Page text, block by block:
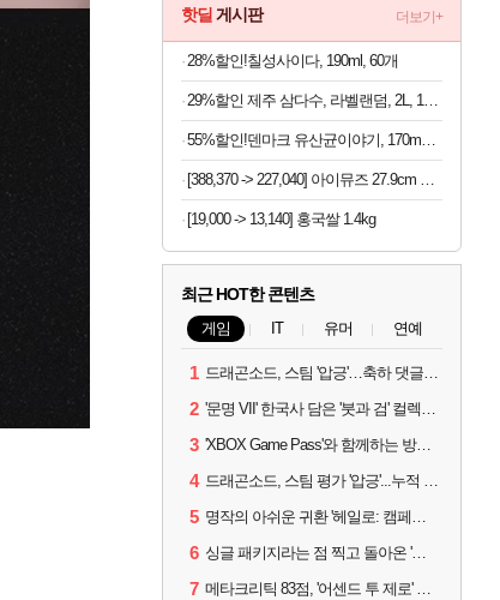
핫딜 게시판 더보기+
28%할인!칠성사이다, 190ml, 60개
29%할인 제주 삼다수, 라벨랜덤, 2L, 18개
55%할인!덴마크 유산균이야기, 170mg, 60캡슐, 1개
[388,370 -> 227,040] 아이뮤즈 27.9cm K11 태블릿
[19,000 -> 13,140] 홍국쌀 1.4kg
최근 HOT한 콘텐츠
게임 IT 유머 연예
1 드래곤소드, 스팀 '압긍'…축하 댓글 달고 게임 코드 받자!
2 '문명 VII' 한국사 담은 '붓과 검' 컬렉션 파트 2 출시
3 'XBOX Game Pass'와 함께하는 방구석 피서 게임 4종!
4 드래곤소드, 스팀 평가 '압긍'...누적 판매량 20만장 돌파
5 명작의 아쉬운 귀환 '헤일로: 캠페인 이볼브드'
6 싱글 패키지라는 점 찍고 돌아온 '드래곤소드: 어웨이크닝'
7 메타크리틱 83점, '어센드 투 제로' 정식 출시!